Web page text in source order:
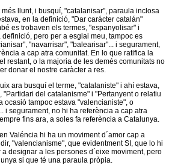
llunt, i busquí, "catalanisar", paraula inclosa
en la definició, "Dar carácter catalán"
es trobaven els termes, "espanyolisar" i
pero per a esglai meu, tampoc es
"navarrisar", "balearisar"... i segurament,
a cap atra comunitat. En lo que ratifica la
restant, o la majoria de les demés comunitats no
donar el nostre caràcter a res.
ara busquí el terme, "catalaniste" i ahí estava,
del catalanisme" i "Pertanyent o relatiu
ocasió tampoc estava "valencianiste", o
i segurament, no hi ha referència a cap atra
fins ara, a soles fa referència a Catalunya.
Valéncia hi ha un moviment d´amor cap a
"valencianisme", que evidentment SI, que lo hi
designar a les persones d´eixe moviment, pero
si que té una paraula pròpia.